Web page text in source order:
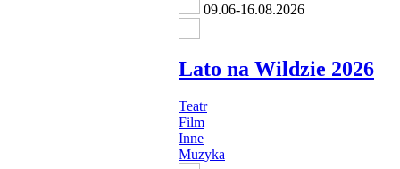
09.06-16.08.2026
Lato na Wildzie 2026
Teatr
Film
Inne
Muzyka